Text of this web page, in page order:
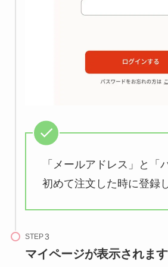
「メールアドレス」と「
初めて注文した時に登録
STEP
マイページが表示されます